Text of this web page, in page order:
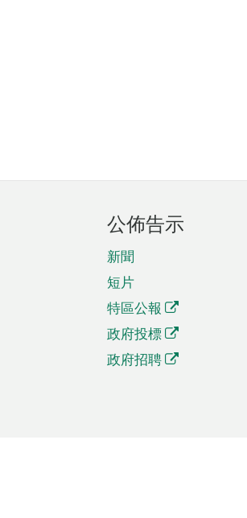
公佈告示
新聞
短片
特區公報
政府投標
政府招聘